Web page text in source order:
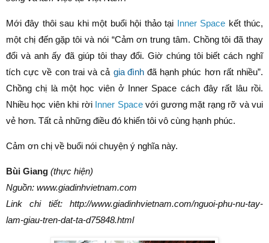
Mới đây thôi sau khi một buổi hội thảo tại Inner Space kết thúc,
một chị đến gặp tôi và nói “Cảm ơn trung tâm. Chồng tôi đã thay
đổi và anh ấy đã giúp tôi thay đổi. Giờ chúng tôi biết cách nghĩ
tích cực về con trai và cả gia đìnhđã hạnh phúc hơn rất nhiều”.
Chồng chị là một học viên ở Inner Space cách đây rất lâu rồi.
Nhiều học viên khi rời Inner Spacevới gương mặt rạng rỡ và vui
vẻ hơn. Tất cả những điều đó khiến tôi vô cùng hạnh phúc.
Cảm ơn chị về buổi nói chuyện ý nghĩa này.
Bùi Giang (thực hiện)
Nguồn: www.giadinhvietnam.com
Link chi tiết: http://www.giadinhvietnam.com/nguoi-phu-nu-tay-
lam-giau-tren-dat-ta-d75848.html